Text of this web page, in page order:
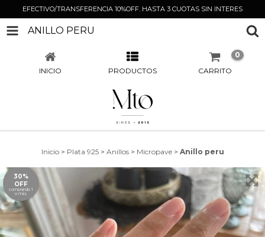
EFECTIVO/TRANSFERENCIA 10%OFF. HASTA 3 CUOTAS SIN INTERES
ANILLO PERU
INICIO PRODUCTOS CARRITO
0
Inicio > Plata 925 > Anillos > Micropave > Anillo peru
30%
OFF
comprando 1
o más